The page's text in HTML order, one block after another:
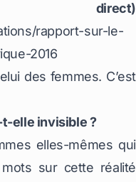
rapport-sur-le-
2016
des femmes. C’est
elle invisible ?
elles-mêmes qui
sur cette réalité